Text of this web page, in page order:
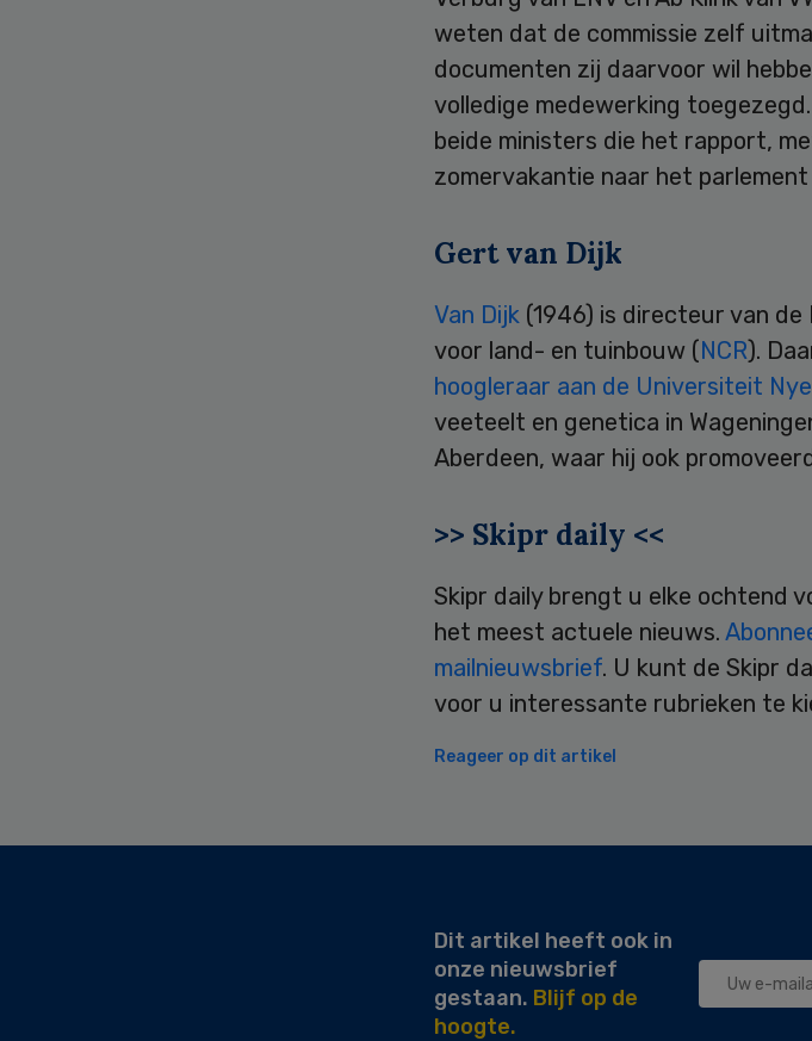
weten dat de commissie zelf
documenten zij daarvoor wil
volledige medewerking
beide ministers die het rapport,
zomervakantie naar het
Gert van Dijk
Van Dijk (1946) is directeur van de
voor land- en tuinbouw (NCR).
hoogleraar aan de Universiteit
veeteelt en genetica in
Aberdeen, waar hij ook
>> Skipr daily <<
Skipr daily brengt u elke ochtend
het meest actuele nieuws.
mailnieuwsbrief. U kunt de Skipr
voor u interessante rubrieken te
Reageer op dit artikel
Secondary
Dit artikel heeft ook in
onze nieuwsbrief
gestaan. Blijf op de
hoogte.